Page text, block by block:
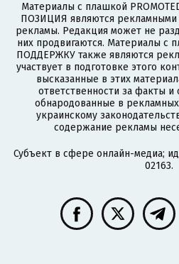
Материалы с плашкой
ПОЗИЦИЯ являются рекламными
рекламы. Редакция может не
них продвигаются. Материалы с
ПОДДЕРЖКУ также являются
участвует в подготовке этого
высказанные в этих
ответственности за факты
обнародованные в рекламных
украинскому
содержание рекламы
Субъект в сфере онлайн-медиа;
02163.